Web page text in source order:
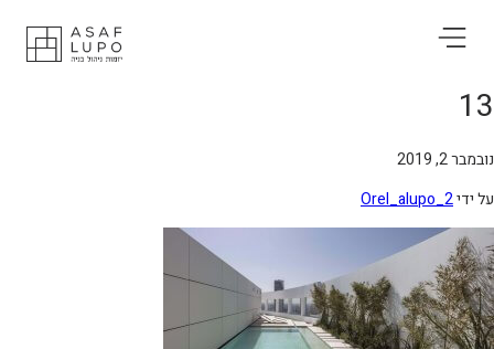
2, 2019
ידיOrel_alupo_2